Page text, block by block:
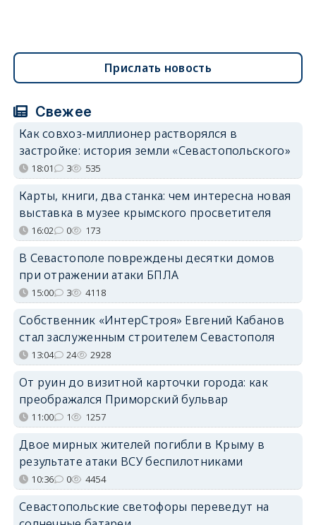
Прислать новость
Свежее
Как совхоз-миллионер растворялся в
застройке: история земли «Севастопольского»
18:01 3 535
Карты, книги, два станка: чем интересна новая
выставка в музее крымского просветителя
16:02 0 173
В Севастополе повреждены десятки домов
при отражении атаки БПЛА
15:00 3 4118
Собственник «ИнтерСтроя» Евгений Кабанов
стал заслуженным строителем Севастополя
13:04 24 2928
От руин до визитной карточки города: как
преображался Приморский бульвар
11:00 1 1257
Двое мирных жителей погибли в Крыму в
результате атаки ВСУ беспилотниками
10:36 0 4454
Севастопольские светофоры переведут на